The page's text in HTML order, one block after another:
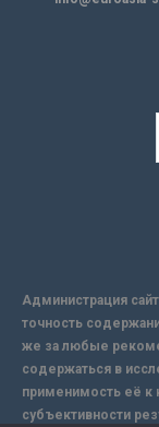
Администрация
точность
же за любые
содержаться в
применимость её к
субъективности